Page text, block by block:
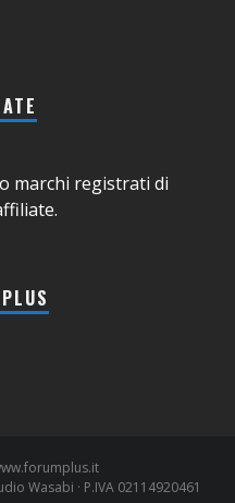
marchi registrati di
Wasabi · P.IVA 02114920461